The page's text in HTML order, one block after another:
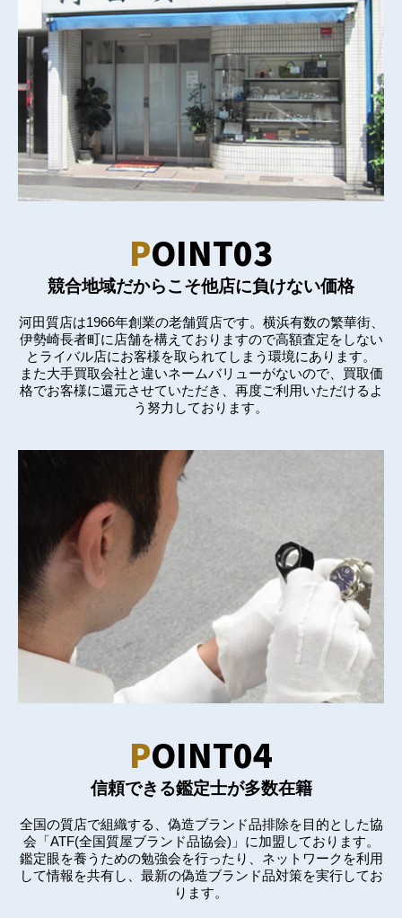
POINT03
競合地域だからこそ他店に負けない価格
河田質店は1966年創業の老舗質店です。横浜有数の繁華街、
伊勢崎長者町に店舗を構えておりますので高額査定をしない
とライバル店にお客様を取られてしまう環境にあります。
また大手買取会社と違いネームバリューがないので、買取価
格でお客様に還元させていただき、再度ご利用いただけるよ
う努力しております。
POINT04
信頼できる鑑定士が多数在籍
全国の質店で組織する、偽造ブランド品排除を目的とした協
会「ATF(全国質屋ブランド品協会)」に加盟しております。
鑑定眼を養うための勉強会を行ったり、ネットワークを利用
して情報を共有し、最新の偽造ブランド品対策を実行してお
ります。